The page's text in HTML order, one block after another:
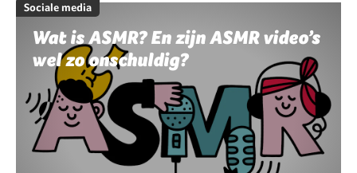
Sociale media
Wat is ASMR? En zijn ASMR video’s
wel zo onschuldig?